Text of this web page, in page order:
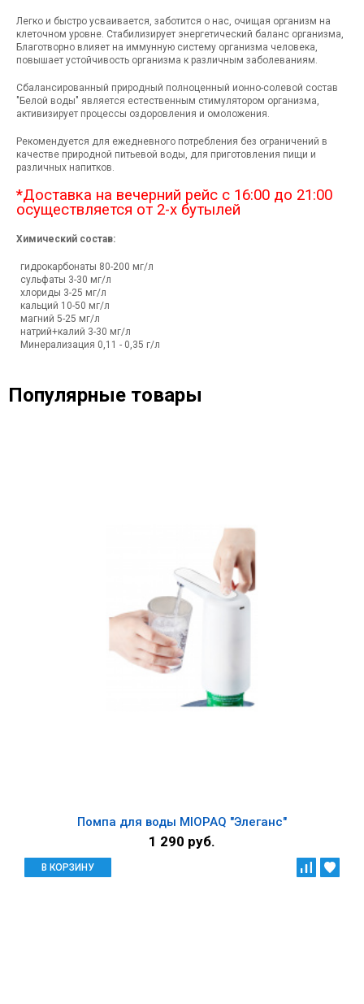
Легко и быстро усваивается, заботится о нас, очищая организм на
клеточном уровне. Стабилизирует энергетический баланс организма,
Благотворно влияет на иммунную систему организма человека,
повышает устойчивость организма к различным заболеваниям.
Сбалансированный природный полноценный ионно-солевой состав
"Белой воды" является естественным стимулятором организма,
активизирует процессы оздоровления и омоложения.
Рекомендуется для ежедневного потребления без ограничений в
качестве природной питьевой воды, для приготовления пищи и
различных напитков.
*Доставка на вечерний рейс с 16:00 до 21:00
осуществляется от 2-х бутылей
Химический состав:
гидрокарбонаты 80-200 мг/л
сульфаты 3-30 мг/л
хлориды 3-25 мг/л
кальций 10-50 мг/л
магний 5-25 мг/л
натрий+калий 3-30 мг/л
Минерализация 0,11 - 0,35 г/л
Популярные товары
Помпа для воды MIOPAQ "Элеганс"
1 290 руб.
В КОРЗИНУ